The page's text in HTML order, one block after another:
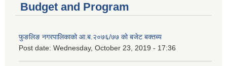
Budget and Program
फुङलिङ नगरपालिकाको आ.ब.२०७६/७७ को बजेट बक्तब्य
Post date: Wednesday, October 23, 2019 - 17:36